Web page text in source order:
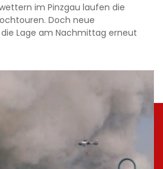
im Pinzgau laufen die
Doch neue
Lage am Nachmittag erneut